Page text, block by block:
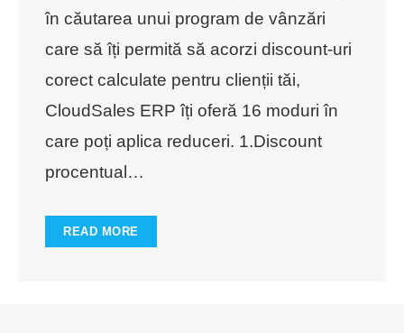
în căutarea unui program de vânzări
care să îți permită să acorzi discount-uri
corect calculate pentru clienții tăi,
CloudSales ERP îți oferă 16 moduri în
care poți aplica reduceri. 1.Discount
procentual …
READ MORE